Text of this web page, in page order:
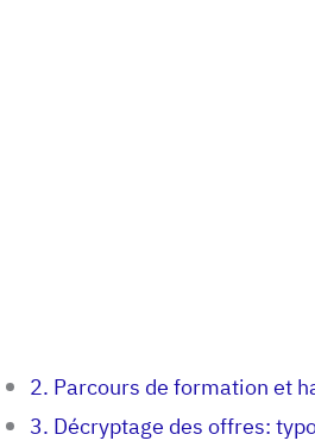
2. Parcours de formation et
3. Décryptage des offres: